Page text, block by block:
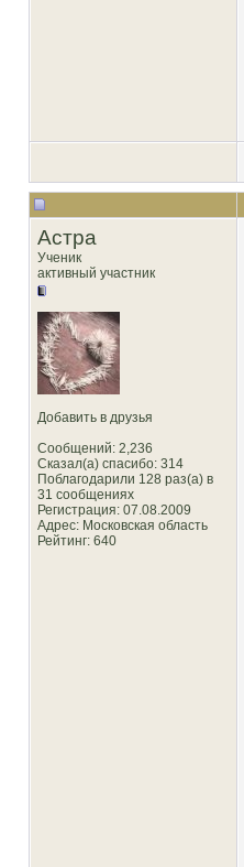
Астра
Ученик
активный участник
Добавить в друзья
Сообщений: 2,236
Сказал(а) спасибо: 314
Поблагодарили 128 раз(а) в
31 сообщениях
Регистрация: 07.08.2009
Адрес: Московская область
Рейтинг: 640